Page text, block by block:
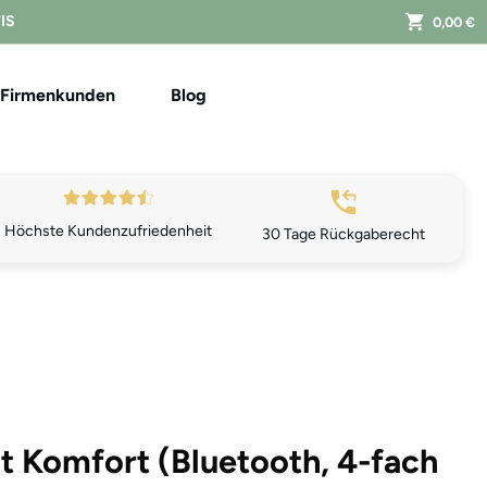
0,00 €
Firmenkunden Blog
Höchste Kundenzufriedenheit 30 Tage Rückgaberecht
Komfort (Bluetooth, 4-fach